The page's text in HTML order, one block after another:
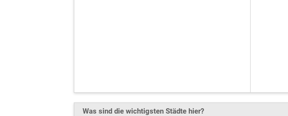
Was sind die wichtigsten Städte hier?